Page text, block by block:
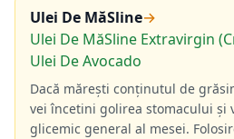
Ulei De MăSline→
Ulei De MăSline Extravirgin
Ulei De Avocado
Dacă mărești conținutul de
vei încetini golirea stomacului și
glicemic general al mesei.